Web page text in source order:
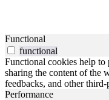
Functional
functional
Functional cookies help
sharing the content of the
feedbacks, and other third-
Performance